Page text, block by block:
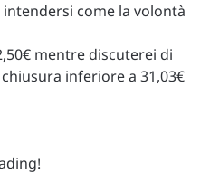
come la volontà
mentre discuterei di
inferiore a 31,03€